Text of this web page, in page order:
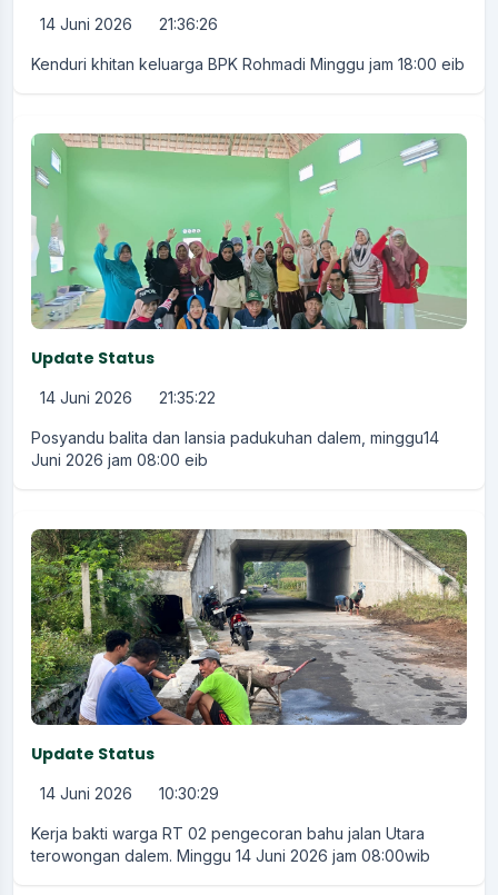
14 Juni 2026 21:36:26
Kenduri khitan keluarga BPK Rohmadi Minggu jam 18:00 eib
Update Status
14 Juni 2026 21:35:22
Posyandu balita dan lansia padukuhan dalem, minggu14
Juni 2026 jam 08:00 eib
Update Status
14 Juni 2026 10:30:29
Kerja bakti warga RT 02 pengecoran bahu jalan Utara
terowongan dalem. Minggu 14 Juni 2026 jam 08:00wib